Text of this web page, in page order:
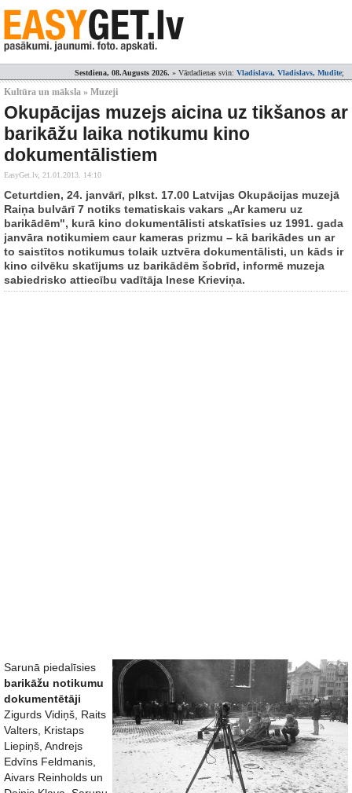
Sestdiena, 08.Augusts 2026. » Vārdadienas svin: Vladislava, Vladislavs, Mudīte;
Kultūra un māksla » Muzeji
Okupācijas muzejs aicina uz tikšanos ar
barikāžu laika notikumu kino
dokumentālistiem
EasyGet.lv, 21.01.2013. 14:10
Ceturtdien, 24. janvārī, plkst. 17.00 Latvijas Okupācijas muzejā
Raiņa bulvārī 7 notiks tematiskais vakars „Ar kameru uz
barikādēm", kurā kino dokumentālisti atskatīsies uz 1991. gada
janvāra notikumiem caur kameras prizmu – kā barikādes un ar
to saistītos notikumus tolaik uztvēra dokumentālisti, un kāds ir
kino cilvēku skatījums uz barikādēm šobrīd, informē muzeja
sabiedrisko attiecību vadītāja Inese Krieviņa.
Sarunā piedalīsies
barikāžu notikumu
dokumentētāji
Zigurds Vidiņš, Raits
Valters, Kristaps
Liepiņš, Andrejs
Edvīns Feldmanis,
Aivars Reinholds un